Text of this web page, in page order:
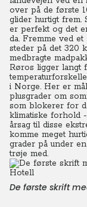
over på de første
glider hurtigt frem.
er perfekt og det
da. Fremme ved
steder på det 320
medbragte
Røros ligger langt
i Norge. Her er
plusgrader om
som blokerer for
klimatiske forhold
årsag til disse
komme meget
grader på under
trøje med.
De første skrift